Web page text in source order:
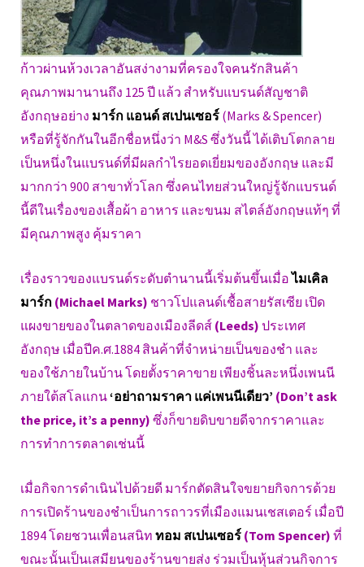
ก้าวผ่านห้วงเวลาอันสง่างามที่ครองใจคนรักสินค้า
คุณภาพมานานถึง 125 ปี แล้ว สำหรับแบรนด์สัญชาติ
อังกฤษอย่าง มาร์ก แอนด์ สเปนเซอร์ (Marks & Spencer)
หรือที่รู้จักกันในอีกชื่อหนึ่งว่า M&S ซึ่งวันนี้ ได้เติบโตกลาย
เป็นหนึ่งในแบรนด์ที่มีผลกำไรยอดเยี่ยมของอังกฤษ และมี
มากกว่า 900 สาขาทั่วโลก ซึ่งคนไทยส่วนใหญ่รู้จักแบรนด์
นี้ดีในเรื่องของเสื้อผ้า อาหาร และขนม สไตล์อังกฤษแท้ๆ ที่
มีคุณภาพสูง คุ้มราคา
เรื่องราวของแบรนด์ระดับตำนานนี้เริ่มต้นขึ้นเมื่อไมเคิล
มาร์ก (Michael Marks) ชาวโปแลนด์เชื้อสายรัสเซีย เปิด
แผงขายของในตลาดของเมืองลีดส์ (Leeds) ประเทศ
อังกฤษ เมื่อปีค.ศ.1884 สินค้าที่จำหน่ายเป็นของชำ และ
ของใช้ภายในบ้าน โดยตั้งราคาขาย เพียงชิ้นละหนึ่งเพนนี
ภายใต้สโลแกน‘อย่าถามราคา แค่เพนนีเดียว’ (Don’t ask
the price, it’s a penny) ซึ่งก็ขายดิบขายดีจากราคาและ
การทำการตลาดเช่นนี้
เมื่อกิจการดำเนินไปด้วยดี มาร์กตัดสินใจขยายกิจการด้วย
การเปิดร้านของชำเป็นการถาวรที่เมืองแมนเชสเตอร์ เมื่อปี
1894 โดยชวนเพื่อนสนิท ทอม สเปนเซอร์ (Tom Spencer) ที่
ขณะนั้นเป็นเสมียนของร้านขายส่ง ร่วมเป็นหุ้นส่วนกิจการ